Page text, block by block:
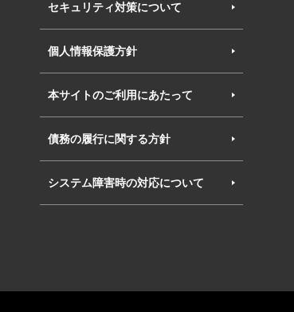
セキュリティ対策について
個人情報保護方針
本サイトのご利用にあたって
債務の履行に関する方針
システム障害時の対応について